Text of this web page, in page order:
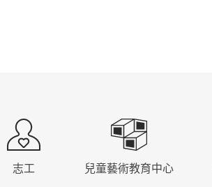
志工 兒童藝術教育中心